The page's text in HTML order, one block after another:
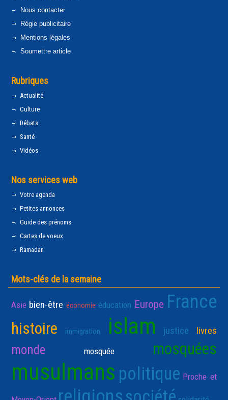
Nous contacter
Régie publicitaire
Mentions légales
Soumettre article
Rubriques
Actualité
Culture
Débats
Santé
Vidéos
Nos services web
Votre agenda
Petites annonces
Guide des prénoms
Cartes de voeux
Ramadan
Mots-clés de la semaine
Asie bien-être économie éducation Europe France
histoire immigration islam justice livres
monde mosquée mosquées
musulmans politique Proche et